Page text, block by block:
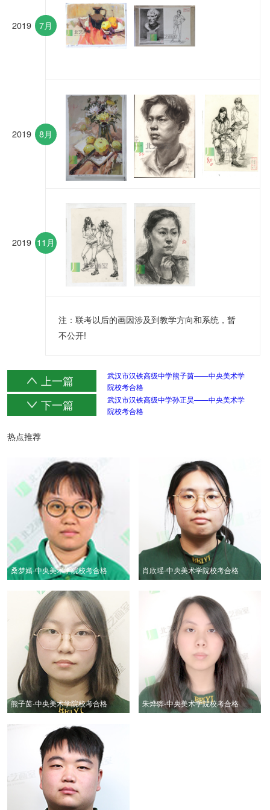
2019 7月
2019 8月
2019 11月
注：联考以后的画因涉及到教学方向和系统，暂
不公开!
上一篇
武汉市汉铁高级中学熊子茵——中央美术学
院校考合格
下一篇
武汉市汉铁高级中学孙正昊——中央美术学
院校考合格
热点推荐
桑梦嫣-中央美术学院校考合格 肖欣瑶-中央美术学院校考合格
熊子茵-中央美术学院校考合格 朱烨骅-中央美术学院校考合格